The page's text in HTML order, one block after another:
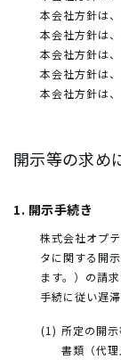
本会社方針は
本会社方針は
本会社方針は
本会社方針は
本会社方針は
開示等の求め
1. 開示手続き
株式会社オプ
タに関する開
ます。）の請
手続に従い遅
所定の開
書類（代